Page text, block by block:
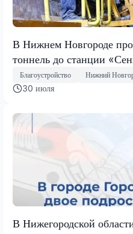
В Нижнем Новгороде
тоннель до станции
Благоустройство Нижний
30 июля
В Нижегородской